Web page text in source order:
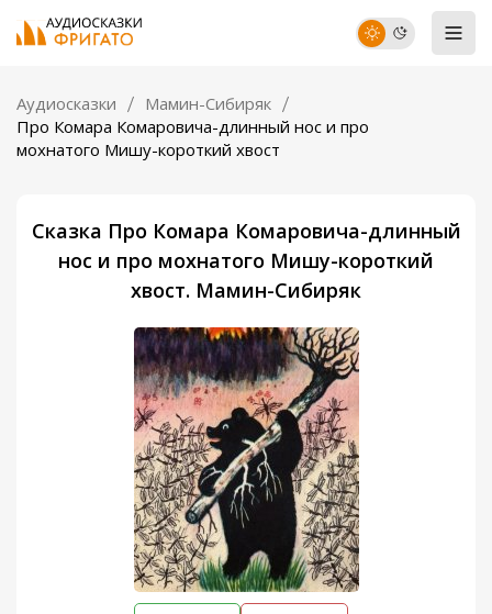
Аудиосказки
Мамин-Сибиряк
Про Комара Комаровича-длинный нос и про
мохнатого Мишу-короткий хвост
Сказка Про Комара Комаровича-длинный
нос и про мохнатого Мишу-короткий
хвост. Мамин-Сибиряк